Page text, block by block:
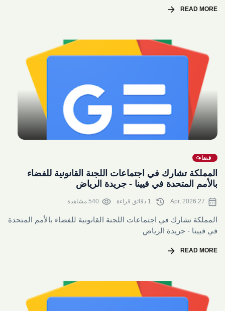
READ MORE
arrow_forward
فضاء
المملكة تشارك في اجتماعات اللجنة القانونية للفضاء
بالأمم المتحدة في فيينا - جريدة الرياض
calendar_month
27 Apr, 2026
history
visibility 540 مشاهدة
المملكة تشارك في اجتماعات اللجنة القانونية للفضاء بالأمم المتحدة
في فيينا - جريدة الرياض
READ MORE
arrow_forward